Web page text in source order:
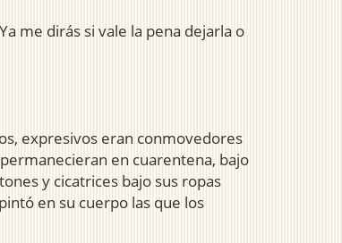
me dirás si vale la pena dejarla o
expresivos eran conmovedores
en cuarentena, bajo
y cicatrices bajo sus ropas
en su cuerpo las que los